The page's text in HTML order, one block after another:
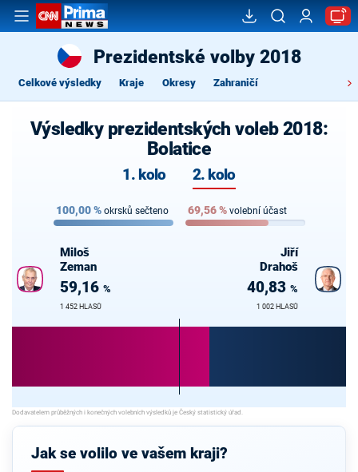
Prezidentské volby 2018
Celkové výsledky Kraje Okresy Zahraničí
Výsledky prezidentských voleb 2018:
Bolatice
1. kolo 2. kolo
100,00% okrsků sečteno 69,56% volební účast
Miloš
Zeman
59,16 %
1 452 HLASŮ
Jiří
Drahoš
40,83 %
1 002 HLASŮ
Jak se volilo ve vašem kraji?